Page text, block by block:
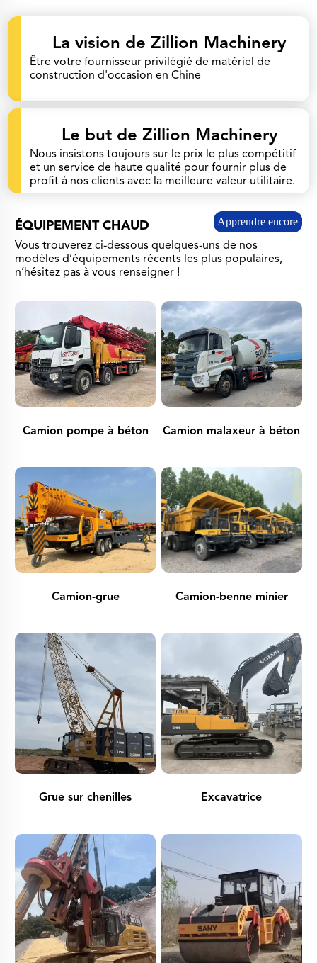
La vision de Zillion Machinery
Être votre fournisseur privilégié de matériel de
construction d'occasion en Chine
Le but de Zillion Machinery
Nous insistons toujours sur le prix le plus compétitif
et un service de haute qualité pour fournir plus de
profit à nos clients avec la meilleure valeur utilitaire.
ÉQUIPEMENT CHAUD
Apprendre encore
plus
Vous trouverez ci-dessous quelques-uns de nos
modèles d’équipements récents les plus populaires,
n’hésitez pas à vous renseigner !
Camion pompe à béton Camion malaxeur à béton
Camion-grue Camion-benne minier
Grue sur chenilles Excavatrice